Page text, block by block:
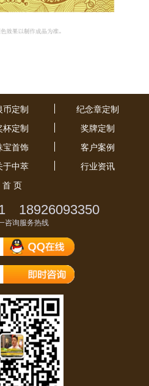
币定制
纪念章定制
杯定制
奖牌定制
宝首饰
客户案例
于中萃
行业资讯
首 页
18926093350
咨询服务热线